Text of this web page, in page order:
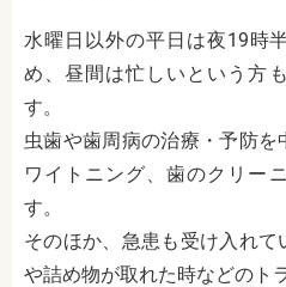
水曜日以外の平日は夜19時
め、昼間は忙しいという方
す。
虫歯や歯周病の治療・予防
ワイトニング、歯のクリー
す。
そのほか、急患も受け入れ
や詰め物が取れた時などのト